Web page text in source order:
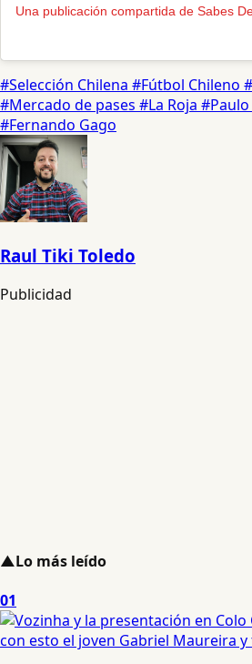
#Selección Chilena #Fútbol Chileno
#Mercado de pases #La Roja #Paulo
#Fernando Gago
Raul Tiki Toledo
Publicidad
▲Lo más leído
01